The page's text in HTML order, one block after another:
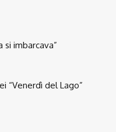
si imbarcava”
“Venerdì del Lago”